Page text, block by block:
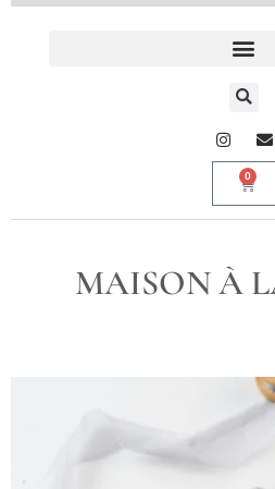
0
MAISON À